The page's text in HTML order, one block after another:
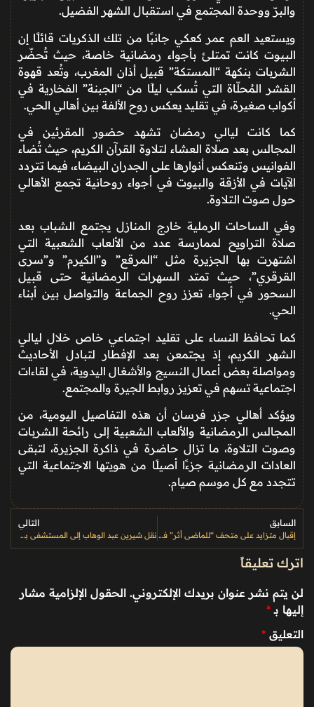
والبرّ ووحدة المجتمع في استقبال الشهر الفضيل.
ويستعيد العم عمر كعكي جانبًا من تلك الذكريات قائلًا إن
البيوت كانت تمتلئ بأجواء رمضانية خاصة، حيث تُحضّر
الشربات بنكهة “المستكة” قبيل أذان المغرب، وتُعد قهوة
القشر المُحلّاة التي تُسكب ليلًا من “الجبنة” الفخارية في
أكواب صغيرة، في تقليد يعكس روح الألفة بين أهالي الحي.
كما كانت ليالي رمضان تشهد حضور المقرئين في
المجالس بعد صلاة العشاء لتلاوة القرآن الكريم، حيث تُضاء
الفوانيس وتنعكس أنوارها على الجدران البيضاء، فيما تتردد
الآيات في الأزقة والبيوت في أجواء روحانية تجمع الأهالي
حول صوت التلاوة.
وفي الساحات الرملية خارج المنازل يجتمع الشباب بعد
صلاة التراويح لممارسة عدد من الألعاب الشعبية التي
اشتهرت بها الجزيرة مثل “المرقع” و”الكيرم” و”سرى
القرقري”، حيث تمتد السهرات الرمضانية حتى قبيل
السحور في أجواء تعزز روح الجماعة والتواصل بين أبناء
الحي.
كما تحافظ النساء على تقليد اجتماعي خاص خلال ليالي
الشهر الكريم، إذ يجتمعن بعد الإفطار لتبادل الأحاديث
ومواصلة بعض أعمال النسيج والأشغال اليدوية، في لقاءات
اجتماعية تسهم في تعزيز روابط الجيرة والمجتمع.
ويؤكد أهالي جزر فرسان أن هذه التفاصيل اليومية، من
المجالس الرمضانية والألعاب الشعبية إلى رائحة الشربات
وصوت التلاوة، ما تزال حاضرة في ذاكرة الجزيرة، لتبقى
العادات الرمضانية جزءًا أصيلًا من هويتها الاجتماعية التي
تتجدد مع كل موسم صيام.
السابق
إقبال متزايد على متحف “للماضي أثر” في رفحاء خلال رمضان
التالي
نقل شيرين عبد الوهاب إلى المستشفى بعد وعكة صحية مفاجئة
اترك تعليقاً
لن يتم نشر عنوان بريدك الإلكتروني. الحقول الإلزامية مشار
إليها بـ *
التعليق *